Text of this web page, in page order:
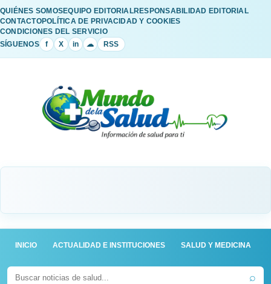
QUIÉNES SOMOSEQUIPO EDITORIALRESPONSABILIDAD EDITORIAL
CONTACTOPOLÍTICA DE PRIVACIDAD Y COOKIES
CONDICIONES DEL SERVICIO
SÍGUENOS
f X in ☁ RSS
INICIO ACTUALIDAD E INSTITUCIONES SALUD Y MEDICINA
⌕